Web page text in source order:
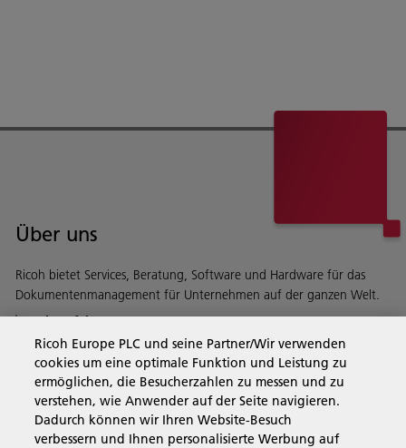
Über uns
Ricoh bietet Services, Beratung, Software und Hardware für das
Dokumentenmanagement für Unternehmen auf der ganzen Welt.
Mehr erfahren
Business Solutions
Ricoh Europe PLC und seine Partner/Wir verwenden
cookies um eine optimale Funktion und Leistung zu
ermöglichen, die Besucherzahlen zu messen und zu
verstehen, wie Anwender auf der Seite navigieren.
Dadurch können wir Ihren Website-Besuch
verbessern und Ihnen personalisierte Werbung auf